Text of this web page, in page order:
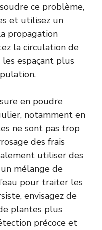
ce problème,
et utilisez un
propagation
la circulation de
espaçant plus
en poudre
notamment en
ne sont pas trop
des frais
utiliser des
mélange de
pour traiter les
envisagez de
plantes plus
précoce et